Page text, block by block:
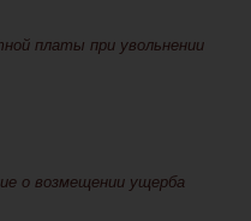
платы при увольнении
о возмещении ущерба